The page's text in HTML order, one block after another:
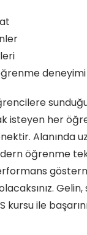
deneyimi
isteyen her
Alanında
öğrenme
kursu ile